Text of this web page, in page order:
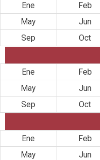
Ene
Feb
May
Jun
Sep
Oct
Ene
Feb
May
Jun
Sep
Oct
Ene
Feb
May
Jun